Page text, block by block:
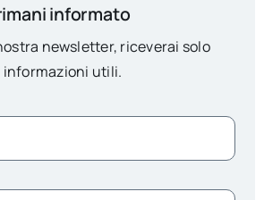
informato
newsletter, riceverai solo
informazioni utili.